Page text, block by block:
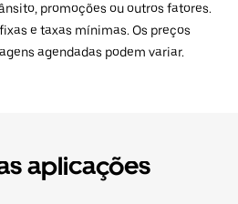
promoções ou outros fatores.
e taxas mínimas. Os preços
agendadas podem variar.
aplicações